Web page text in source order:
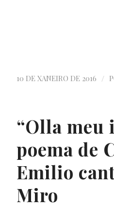
10 DE XANEIRO DE 2016 /
“Olla meu
poema de
Emilio
Miro